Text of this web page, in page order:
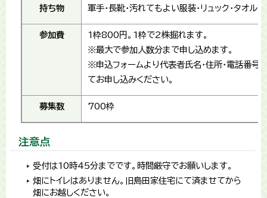
持ち物 軍手・長靴・汚れてもよい服装・リュック・タオル等
参加費
1枠800円。1枠で2株掘れます。
※最大で参加人数分まで申し込めます。
※申込フォームより代表者氏名・住所・電話番号
てお申し込みください。
募集数 700枠
注意点
受付は10時45分までです。時間厳守でお願いします。
畑にトイレはありません。旧島田家住宅にて済ませてから
畑にお越しください。